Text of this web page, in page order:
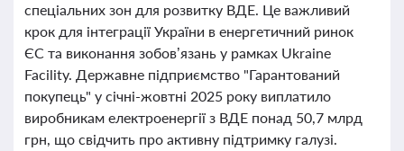
спеціальних зон для розвитку ВДЕ. Це важливий
крок для інтеграції України в енергетичний ринок
ЄС та виконання зобов’язань у рамках Ukraine
Facility. Державне підприємство "Гарантований
покупець" у січні-жовтні 2025 року виплатило
виробникам електроенергії з ВДЕ понад 50,7 млрд
грн, що свідчить про активну підтримку галузі.